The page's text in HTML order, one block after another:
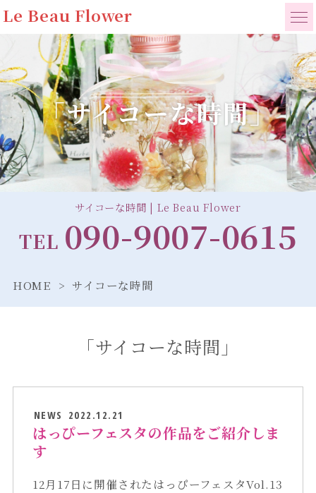
Le Beau Flower
「サイコーな時間」
サイコーな時間 | Le Beau Flower
TEL 090-9007-0615
HOME サイコーな時間
「サイコーな時間」
NEWS 2022.12.21
はっぴーフェスタの作品をご紹介しま
す
12月17日に開催されたはっぴーフェスタVol.13